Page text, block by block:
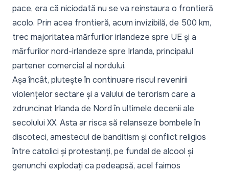
pace, era că niciodată nu se va reinstaura o frontieră
acolo. Prin acea frontieră, acum invizibilă, de 500 km,
trec majoritatea mărfurilor irlandeze spre UE și a
mărfurilor nord-irlandeze spre Irlanda, principalul
partener comercial al nordului.
Așa încât, plutește în continuare riscul revenirii
violențelor sectare și a valului de terorism care a
zdruncinat Irlanda de Nord în ultimele decenii ale
secolului XX. Asta ar risca să relanseze bombele în
discoteci, amestecul de banditism și conflict religios
între catolici și protestanți, pe fundal de alcool și
genunchi explodați ca pedeapsă, acel faimos